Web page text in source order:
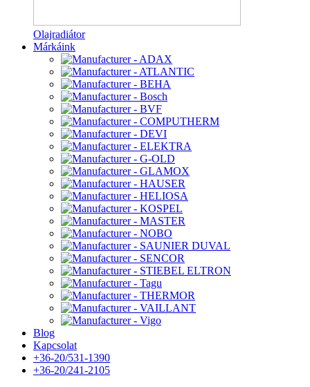
Olajradiátor
Márkáink
Blog
Kapcsolat
+36-20/531-1390
+36-20/241-2105